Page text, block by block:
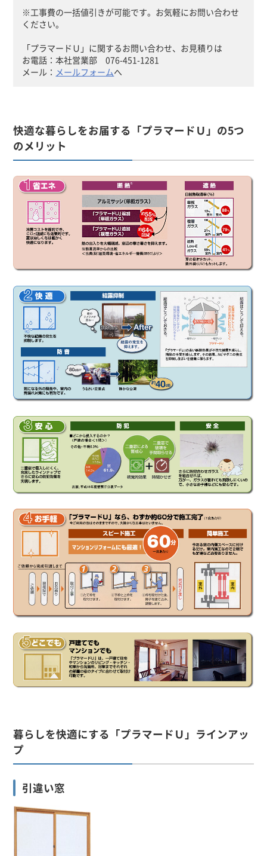
※工事費の一括値引きが可能です。お気軽にお問い合わせ
ください。
「プラマードＵ」に関するお問い合わせ、お見積りは
お電話：本社営業部 076-451-1281
メール： メールフォームへ
快適な暮らしをお届する「プラマードＵ」の5つ
のメリット
暮らしを快適にする「プラマードＵ」ラインアッ
プ
引違い窓